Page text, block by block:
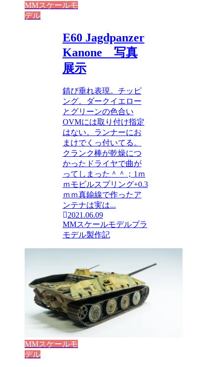
MMスケールモ
デル
E60 Jagdpanzer
Kanone 写真
展示
錆び垂れ表現。チッピ
ング。ダークイエロー
とグリーンの色合い
OVMには取り付け指定
はない。ランナーにお
まけでくっ付いてる。
クランク棒が乾燥につ
かったドライヤで曲が
ってしまった＾＾；1ｍ
ｍモビルスプリング+0.3
ｍｍ真鍮線で作ったア
ンテナは実は...
2021.06.09
MMスケールモデルプラ
モデル製作記
MMスケールモ
デル